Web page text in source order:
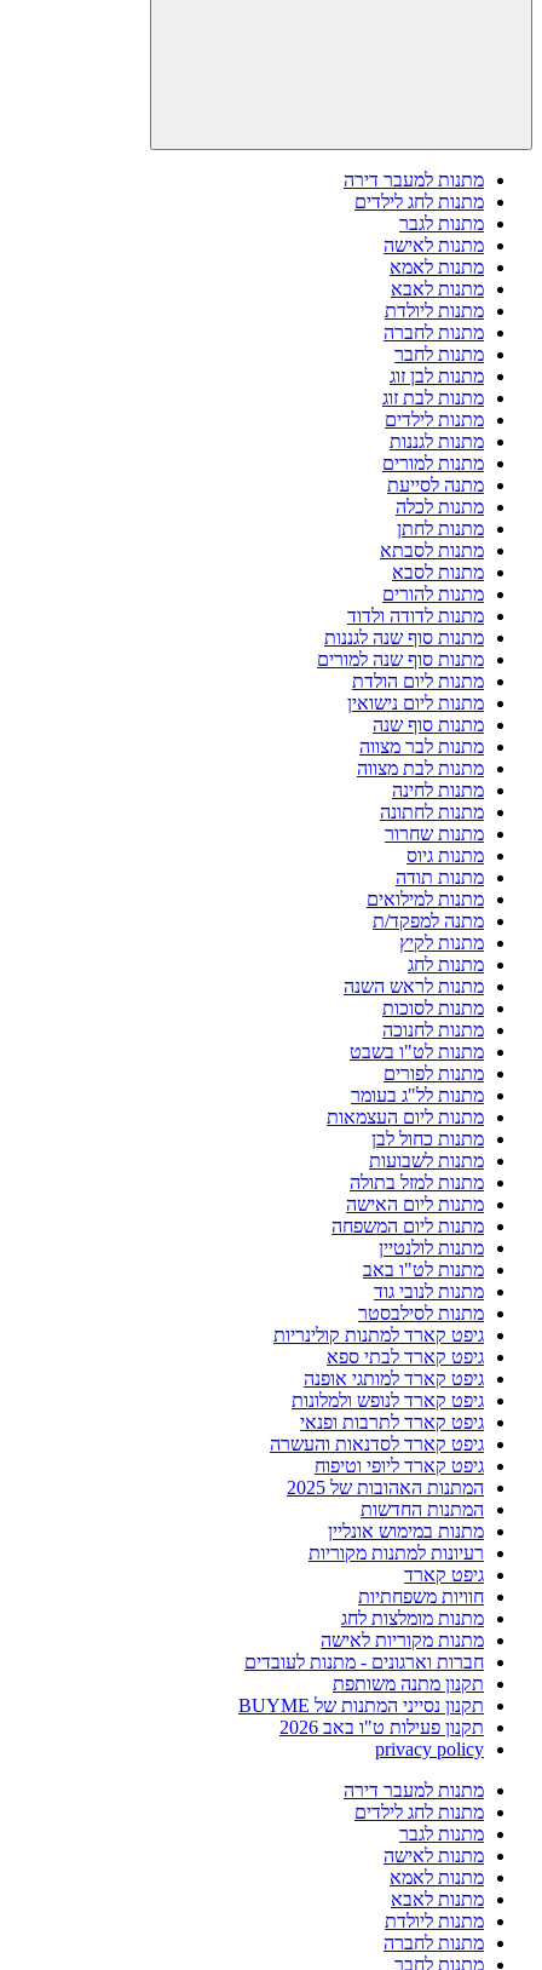
מתנות למעבר דירה
מתנות לחג לילדים
מתנות לגבר
מתנות לאישה
מתנות לאמא
מתנות לאבא
מתנות ליולדת
מתנות לחברה
מתנות לחבר
מתנות לבן זוג
מתנות לבת זוג
מתנות לילדים
מתנות לגננות
מתנות למורים
מתנה לסייעת
מתנות לכלה
מתנות לחתן
מתנות לסבתא
מתנות לסבא
מתנות להורים
מתנות לדודה ולדוד
מתנות סוף שנה לגננות
מתנות סוף שנה למורים
מתנות ליום הולדת
מתנות ליום נישואין
מתנות סוף שנה
מתנות לבר מצווה
מתנות לבת מצווה
מתנות לחינה
מתנות לחתונה
מתנות שחרור
מתנות גיוס
מתנות תודה
מתנות למילואים
מתנה למפקד/ת
מתנות לקיץ
מתנות לחג
מתנות לראש השנה
מתנות לסוכות
מתנות לחנוכה
מתנות לט"ו בשבט
מתנות לפורים
מתנות לל"ג בעומר
מתנות ליום העצמאות
מתנות כחול לבן
מתנות לשבועות
מתנות למזל בתולה
מתנות ליום האישה
מתנות ליום המשפחה
מתנות לולנטיין
מתנות לט"ו באב
מתנות לנובי גוד
מתנות לסילבסטר
גיפט קארד למתנות קולינריות
גיפט קארד לבתי ספא
גיפט קארד למותגי אופנה
גיפט קארד לנופש ולמלונות
גיפט קארד לתרבות ופנאי
גיפט קארד לסדנאות והעשרה
גיפט קארד ליופי וטיפוח
המתנות האהובות של 2025
המתנות החדשות
מתנות במימוש אונליין
רעיונות למתנות מקוריות
גיפט קארד
חוויות משפחתיות
מתנות מומלצות לחג
מתנות מקוריות לאישה
חברות וארגונים - מתנות לעובדים
תקנון מתנה משותפת
תקנון נסייני המתנות של BUYME
תקנון פעילות ט"ו באב 2026
privacy policy
מתנות למעבר דירה
מתנות לחג לילדים
מתנות לגבר
מתנות לאישה
מתנות לאמא
מתנות לאבא
מתנות ליולדת
מתנות לחברה
מתנות לחבר